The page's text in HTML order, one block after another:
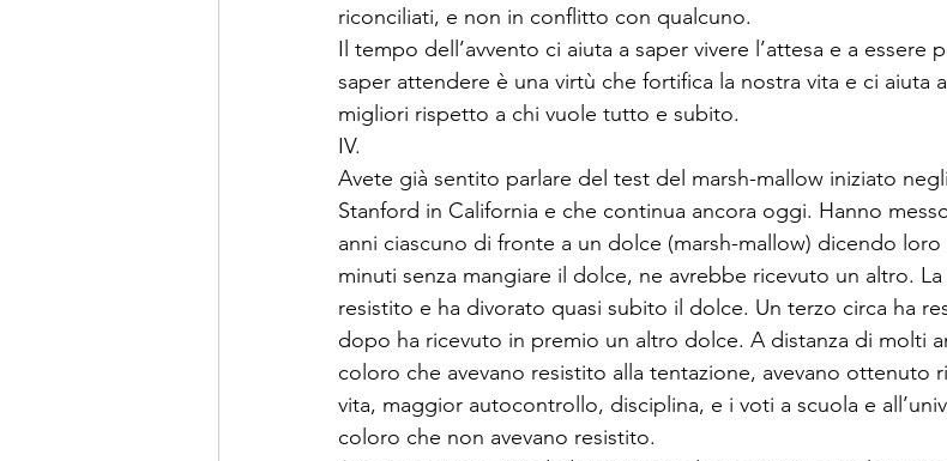
riconciliati, e non in conflitto con qualcuno.
Il tempo dell’avvento ci aiuta a saper vivere l’attesa e a essere
saper attendere è una virtù che fortifica la nostra vita e ci aiuta
migliori rispetto a chi vuole tutto e subito.
IV.
Avete già sentito parlare del test del marsh-mallow iniziato
Stanford in California e che continua ancora oggi. Hanno
anni ciascuno di fronte a un dolce (marsh-mallow) dicendo loro
minuti senza mangiare il dolce, ne avrebbe ricevuto un altro.
resistito e ha divorato quasi subito il dolce. Un terzo circa ha
dopo ha ricevuto in premio un altro dolce. A distanza di molti
coloro che avevano resistito alla tentazione, avevano ottenuto
vita, maggior autocontrollo, disciplina, e i voti a scuola e
coloro che non avevano resistito.